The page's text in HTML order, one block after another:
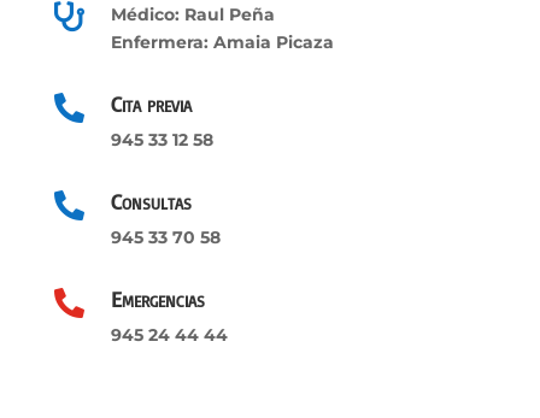

Médico: Raul Peña
Enfermera: Amaia Picaza
 Cita previa
945 33 12 58
 Consultas
945 33 70 58
 Emergencias
945 24 44 44